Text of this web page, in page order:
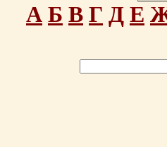
А Б В Г Д Е